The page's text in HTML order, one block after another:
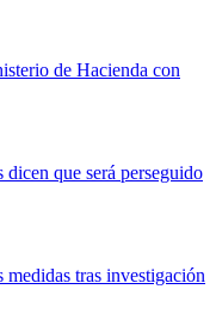
de Hacienda con
dicen que será perseguido
tras investigación